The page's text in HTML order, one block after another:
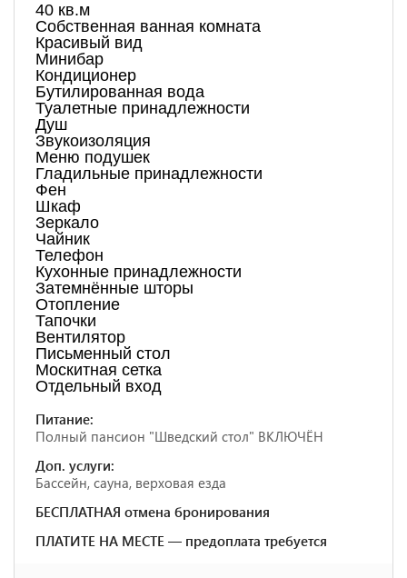
40 кв.м
Собственная ванная комната
Красивый вид
Минибар
Кондиционер
Бутилированная вода
Туалетные принадлежности
Душ
Звукоизоляция
Меню подушек
Гладильные принадлежности
Фен
Шкаф
Зеркало
Чайник
Телефон
Кухонные принадлежности
Затемнённые шторы
Отопление
Тапочки
Вентилятор
Письменный стол
Москитная сетка
Отдельный вход
Питание:
Полный пансион "Шведский стол" ВКЛЮЧЁН
Доп. услуги:
Бассейн, сауна, верховая езда
БЕСПЛАТНАЯ отмена бронирования
ПЛАТИТЕ НА МЕСТЕ — предоплата требуется